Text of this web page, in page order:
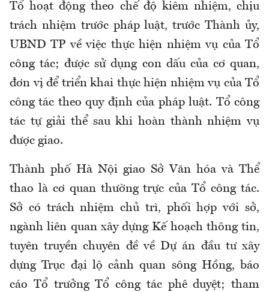
Tổ hoạt động theo chế độ kiêm nhiệm, chịu
trách nhiệm trước pháp luật, trước Thành ủy,
UBND TP về việc thực hiện nhiệm vụ của Tổ
công tác; được sử dụng con dấu của cơ quan,
đơn vị để triển khai thực hiện nhiệm vụ của Tổ
công tác theo quy định của pháp luật. Tổ công
tác tự giải thể sau khi hoàn thành nhiệm vụ
được giao.
Thành phố Hà Nội giao Sở Văn hóa và Thể
thao là cơ quan thường trực của Tổ công tác.
Sở có trách nhiệm chủ trì, phối hợp với sở,
ngành liên quan xây dựng Kế hoạch thông tin,
tuyên truyền chuyên đề về Dự án đầu tư xây
dựng Trục đại lộ cảnh quan sông Hồng, báo
cáo Tổ trưởng Tổ công tác phê duyệt; tham